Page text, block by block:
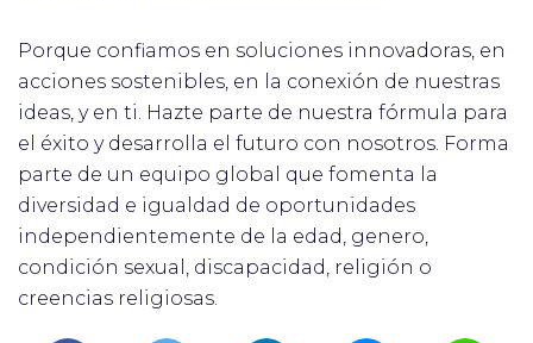
Porque confiamos en soluciones innovadoras, en
acciones sostenibles, en la conexión de nuestras
ideas, y en ti. Hazte parte de nuestra fórmula para
el éxito y desarrolla el futuro con nosotros. Forma
parte de un equipo global que fomenta la
diversidad e igualdad de oportunidades
independientemente de la edad, genero,
condición sexual, discapacidad, religión o
creencias religiosas.